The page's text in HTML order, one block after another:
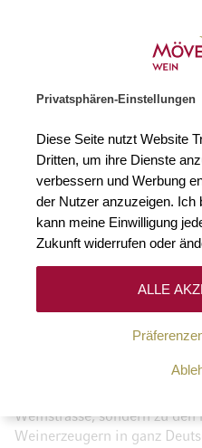
Privatsphären-Einstellungen
Diese Seite nutzt Website
Dritten, um ihre Dienste
verbessern und Werbung
der Nutzer anzuzeigen. Ich
kann meine Einwilligung
Zukunft widerrufen oder
ALLE
Friedrich
an der deutsch-
der seit vielen Generationen
Weinstrasse, sondern zu
Weinerzeugern in ganz